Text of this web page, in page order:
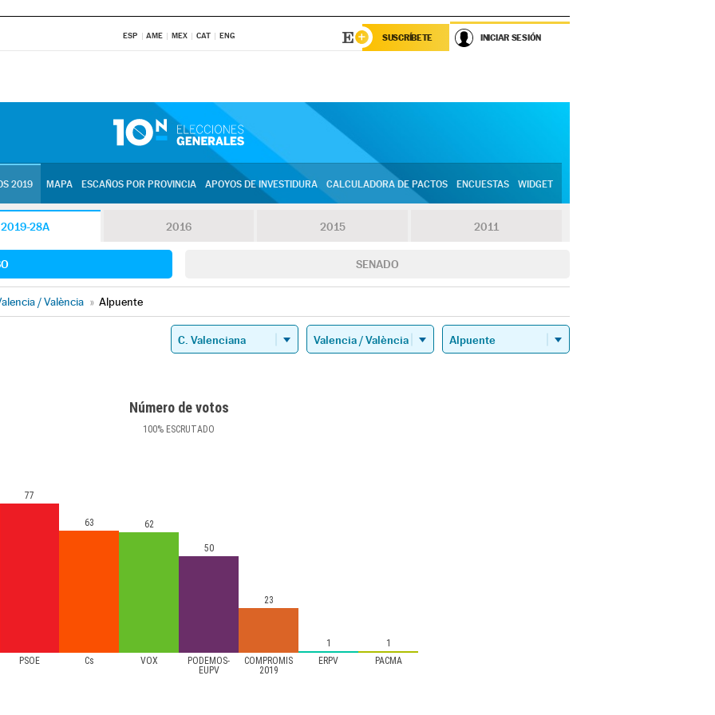
ESP AME MEX CAT ENG SUSCRÍBETE INICIAR SESIÓN
2019 MAPA ESCAÑOS POR PROVINCIA APOYOS DE INVESTIDURA CALCULADORA DE PACTOS ENCUESTAS WIDGET
2019-28A 2016 2015 2011
SENADO
/ València » Alpuente
Número de votos
100% ESCRUTADO
PSOE Cs VOX
PODEMOS-
EUPV
COMPROMÍS
2019
ERPV PACMA
77
63 62
50
23
1 1